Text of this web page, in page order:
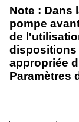
Note : Dans
pompe
de
dispositions
appropriée
Paramètres